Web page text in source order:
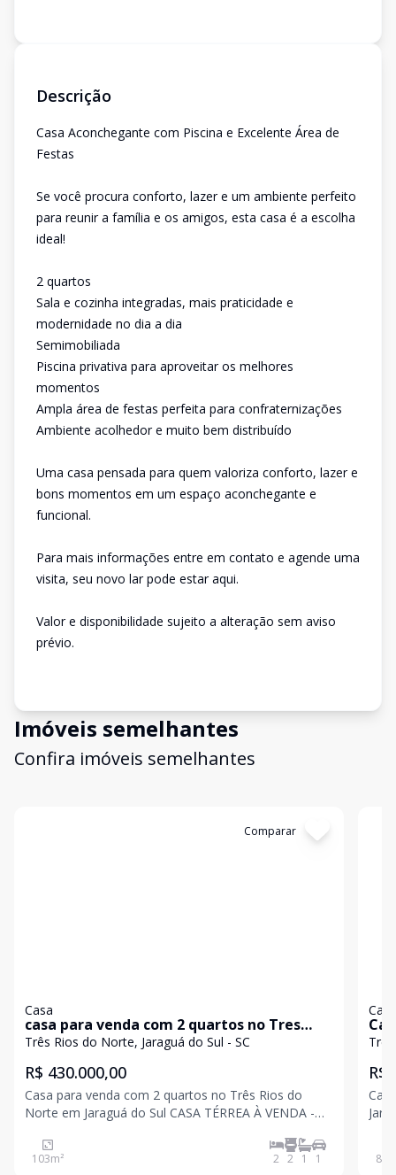
Descrição
Casa Aconchegante com Piscina e Excelente Área de
Festas
Se você procura conforto, lazer e um ambiente perfeito
para reunir a família e os amigos, esta casa é a escolha
ideal!
2 quartos
Sala e cozinha integradas, mais praticidade e
modernidade no dia a dia
Semimobiliada
Piscina privativa para aproveitar os melhores
momentos
Ampla área de festas perfeita para confraternizações
Ambiente acolhedor e muito bem distribuído
Uma casa pensada para quem valoriza conforto, lazer e
bons momentos em um espaço aconchegante e
funcional.
Para mais informações entre em contato e agende uma
visita, seu novo lar pode estar aqui.
Valor e disponibilidade sujeito a alteração sem aviso
prévio.
Imóveis semelhantes
Confira imóveis semelhantes
Comparar
Casa
casa para venda com 2 quartos no Tres
Rios do Norte em Jaraguá do Sul
Três Rios do Norte, Jaraguá do Sul - SC
R$ 430.000,00
Casa para venda com 2 quartos no Três Rios do
Norte em Jaraguá do Sul CASA TÉRREA À VENDA -
Três Rios do Norte, em região tranquila e com fácil
acesso. Características do imóvel: 1 suíte confortável
103m² 2 2 1 1
Casa
R$
Jaraguá do
do imóvel:
80